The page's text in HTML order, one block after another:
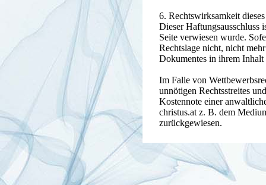
6. Rechtswirksamkeit
Dieser Haftungsausschluss
Seite verwiesen wurde.
Rechtslage nicht, nicht
Dokumentes in ihrem
Im Falle von
unnötigen Rechtsstreites
Kostennote einer
christus.at z. B. dem
zurückgewiesen.